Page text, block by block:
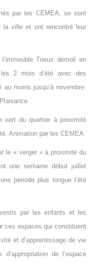
par les CEMEA, se sont
la ville et ont rencontré leur
Trieux démoli en
2 mois d’été avec des
au moins jusqu’à novembre.
vert du quartier à proximité
Animation par les CEMEA.
le « verger » à proximité du
une semaine début juillet
période plus longue l’été
par les enfants et les
ces espaces qui constituent
et d’apprentissage de vie
de l’espace